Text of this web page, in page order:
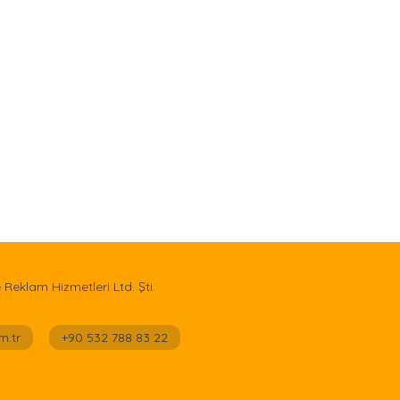
Hizmetleri Ltd. Şti.
+90 532 788 83 22